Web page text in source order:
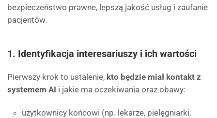
bezpieczeństwo prawne, lepszą jakość usług i zaufanie
pacjentów.
1. Identyfikacja interesariuszy i ich wartości
Pierwszy krok to ustalenie, kto będzie miał kontakt z
systemem AI i jakie ma oczekiwania oraz obawy:
użytkownicy końcowi (np. lekarze, pielęgniarki,